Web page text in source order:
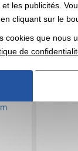
Marquage
En stock:
les publicités.
cliquant sur le
cookies que nous
de